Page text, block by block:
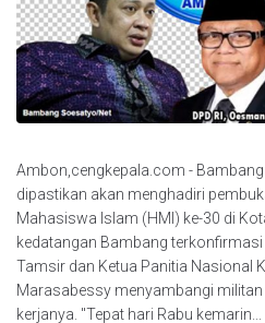
Ambon,cengkepala.com - Bambang
dipastikan akan menghadiri
Mahasiswa Islam (HMI) ke-30 di
kedatangan Bambang terkonfirmasi
Tamsir dan Ketua Panitia Nasional
Marasabessy menyambangi
kerjanya. "Tepat hari Rabu kemarin...